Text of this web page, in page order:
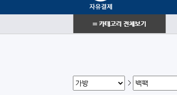
>